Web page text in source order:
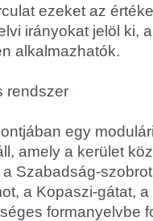
ezeket az
irányokat jelöl ki,
alkalmazhatók.
rendszer
egy
amely a kerület
Szabadság-
a Kopaszi-gátat,
formanyelvbe